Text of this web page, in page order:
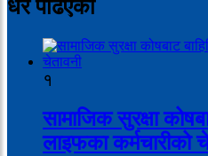
धेरै पढिएको
१
सामाजिक सुरक्षा
लाइफका कर्मचारीको